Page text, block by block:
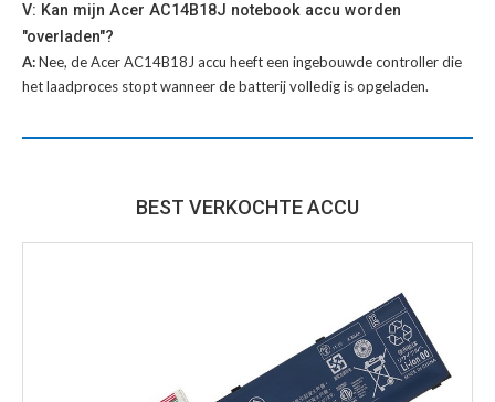
V: Kan mijn Acer AC14B18J notebook accu worden
"overladen"?
A:Nee, de Acer AC14B18J accu heeft een ingebouwde controller die
het laadproces stopt wanneer de batterij volledig is opgeladen.
BEST VERKOCHTE ACCU